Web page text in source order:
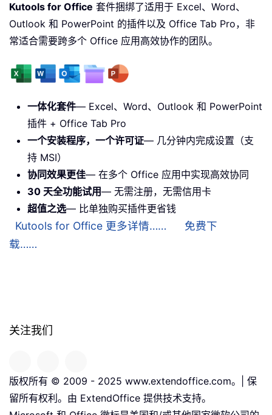
Kutools for Office 套件捆绑了适用于 Excel、Word、
Outlook 和 PowerPoint 的插件以及 Office Tab Pro，非
常适合需要跨多个 Office 应用高效协作的团队。
一体化套件— Excel、Word、Outlook 和 PowerPoint
插件 + Office Tab Pro
一个安装程序，一个许可证— 几分钟内完成设置（支
持 MSI）
协同效果更佳— 在多个 Office 应用中实现高效协同
30 天全功能试用— 无需注册，无需信用卡
超值之选— 比单独购买插件更省钱
Kutools for Office 更多详情……
免费下
载……
关注我们
版权所有 © 2009 - 2025 www.extendoffice.com。| 保
留所有权利。由 ExtendOffice 提供技术支持。